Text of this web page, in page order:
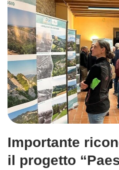
Importante
il progetto